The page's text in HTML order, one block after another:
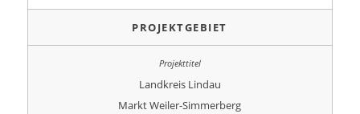
PROJEKTGEBIET
Landkreis Lindau
Markt Weiler-Simmerberg